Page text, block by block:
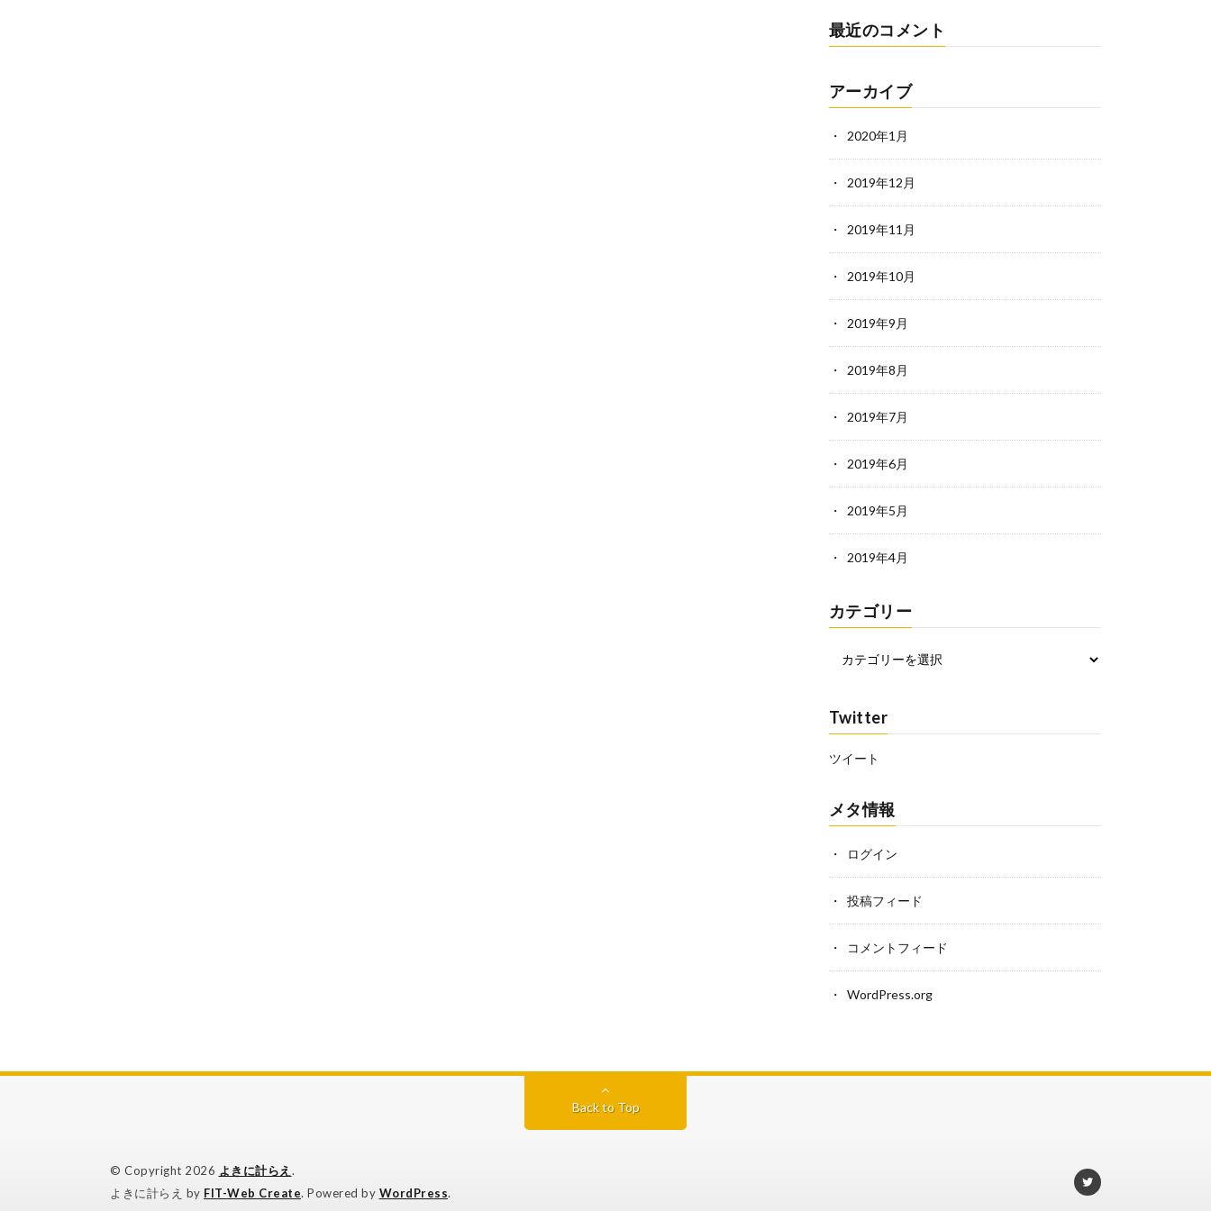
最近のコメント
アーカイブ
2020年1月
2019年12月
2019年11月
2019年10月
2019年9月
2019年8月
2019年7月
2019年6月
2019年5月
2019年4月
カテゴリー
Twitter
ツイート
メタ情報
ログイン
投稿フィード
コメントフィード
WordPress.org
Back to Top
© Copyright 2026 よきに計らえ .
よきに計らえ by FIT-Web Create. Powered by WordPress.